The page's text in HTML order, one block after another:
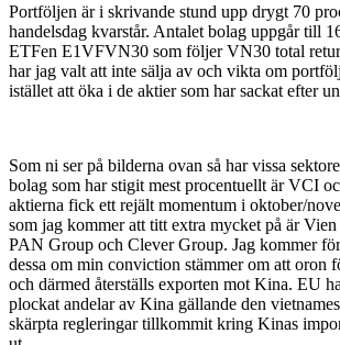
Portföljen är i skrivande stund upp drygt 70
handelsdag kvarstår. Antalet bolag uppgår till
ETFen E1VFVN30 som följer VN30 total
har jag valt att inte sälja av och vikta om
istället att öka i de aktier som har sackat efter
Som ni ser på bilderna ovan så har vissa
bolag som har stigit mest procentuellt är VCI
aktierna fick ett rejält momentum i oktober/
som jag kommer att titt extra mycket på är
PAN Group och Clever Group. Jag kommer
dessa om min conviction stämmer om att oron
och därmed återställs exporten mot Kina. EU
plockat andelar av Kina gällande den
skärpta regleringar tillkommit kring Kinas